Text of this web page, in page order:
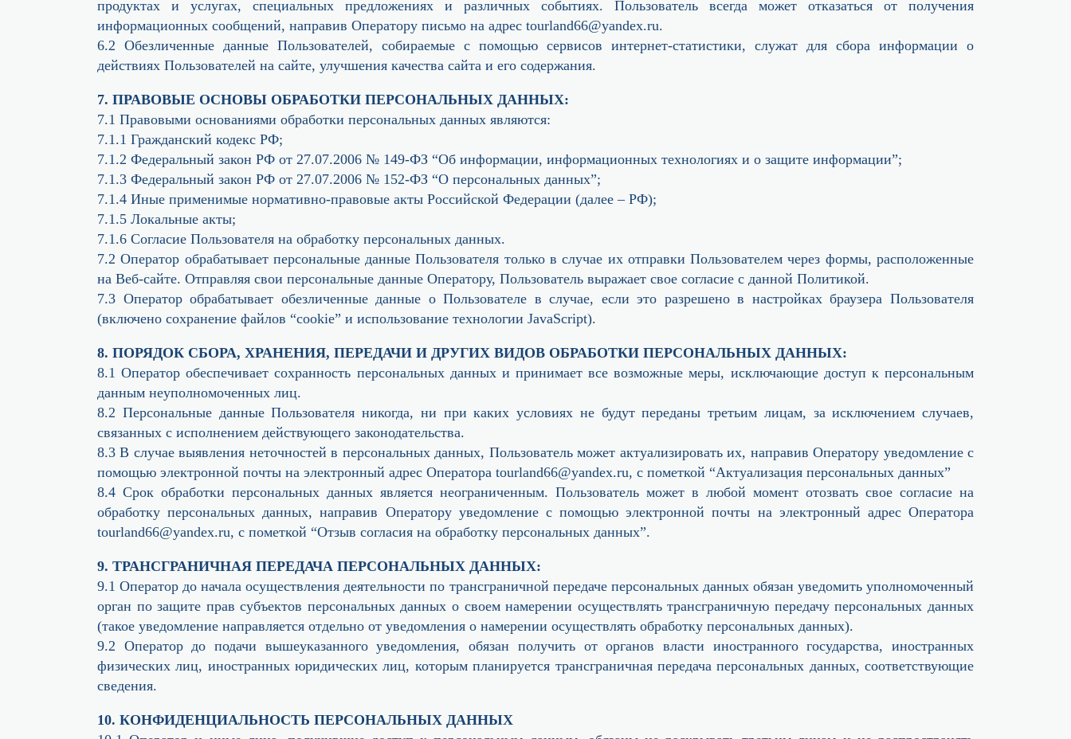
продуктах и услугах, специальных предложениях и различных событиях. Пользователь всегда может отказаться от получения
информационных сообщений, направив Оператору письмо на адрес tourland66@yandex.ru.
6.2 Обезличенные данные Пользователей, собираемые с помощью сервисов интернет-статистики, служат для сбора информации о
действиях Пользователей на сайте, улучшения качества сайта и его содержания.
7. ПРАВОВЫЕ ОСНОВЫ ОБРАБОТКИ ПЕРСОНАЛЬНЫХ ДАННЫХ:
7.1 Правовыми основаниями обработки персональных данных являются:
7.1.1 Гражданский кодекс РФ;
7.1.2 Федеральный закон РФ от 27.07.2006 № 149-ФЗ “Об информации, информационных технологиях и о защите информации”;
7.1.3 Федеральный закон РФ от 27.07.2006 № 152-ФЗ “О персональных данных”;
7.1.4 Иные применимые нормативно-правовые акты Российской Федерации (далее – РФ);
7.1.5 Локальные акты;
7.1.6 Согласие Пользователя на обработку персональных данных.
7.2 Оператор обрабатывает персональные данные Пользователя только в случае их отправки Пользователем через формы, расположенные
на Веб-сайте. Отправляя свои персональные данные Оператору, Пользователь выражает свое согласие с данной Политикой.
7.3 Оператор обрабатывает обезличенные данные о Пользователе в случае, если это разрешено в настройках браузера Пользователя
(включено сохранение файлов “cookie” и использование технологии JavaScript).
8. ПОРЯДОК СБОРА, ХРАНЕНИЯ, ПЕРЕДАЧИ И ДРУГИХ ВИДОВ ОБРАБОТКИ ПЕРСОНАЛЬНЫХ ДАННЫХ:
8.1 Оператор обеспечивает сохранность персональных данных и принимает все возможные меры, исключающие доступ к персональным
данным неуполномоченных лиц.
8.2 Персональные данные Пользователя никогда, ни при каких условиях не будут переданы третьим лицам, за исключением случаев,
связанных с исполнением действующего законодательства.
8.3 В случае выявления неточностей в персональных данных, Пользователь может актуализировать их, направив Оператору уведомление с
помощью электронной почты на электронный адрес Оператора tourland66@yandex.ru, с пометкой “Актуализация персональных данных”
8.4 Срок обработки персональных данных является неограниченным. Пользователь может в любой момент отозвать свое согласие на
обработку персональных данных, направив Оператору уведомление с помощью электронной почты на электронный адрес Оператора
tourland66@yandex.ru, с пометкой “Отзыв согласия на обработку персональных данных”.
9. ТРАНСГРАНИЧНАЯ ПЕРЕДАЧА ПЕРСОНАЛЬНЫХ ДАННЫХ:
9.1 Оператор до начала осуществления деятельности по трансграничной передаче персональных данных обязан уведомить уполномоченный
орган по защите прав субъектов персональных данных о своем намерении осуществлять трансграничную передачу персональных данных
(такое уведомление направляется отдельно от уведомления о намерении осуществлять обработку персональных данных).
9.2 Оператор до подачи вышеуказанного уведомления, обязан получить от органов власти иностранного государства, иностранных
физических лиц, иностранных юридических лиц, которым планируется трансграничная передача персональных данных, соответствующие
сведения.
10. КОНФИДЕНЦИАЛЬНОСТЬ ПЕРСОНАЛЬНЫХ ДАННЫХ